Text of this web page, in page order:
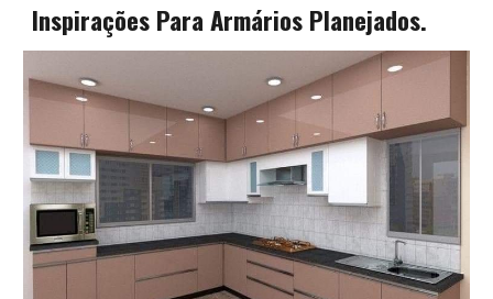
Inspirações Para Armários Planejados.